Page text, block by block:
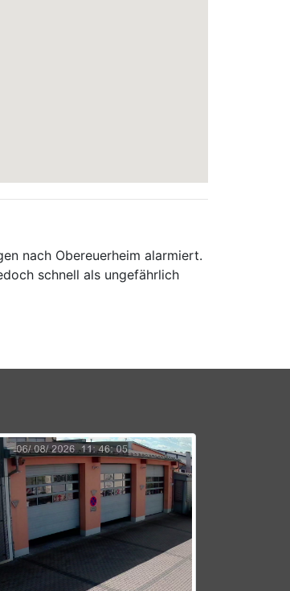
nach Obereuerheim alarmiert.
schnell als ungefährlich